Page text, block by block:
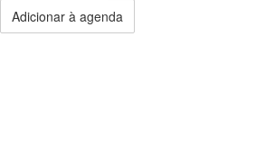
Adicionar à agenda